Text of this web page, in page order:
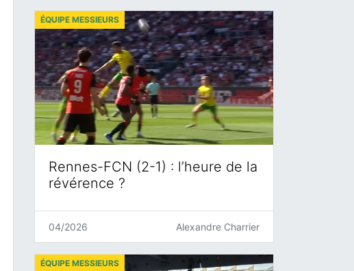
Rennes-FCN (2-1) : l’heure de la
révérence ?
ÉQUIPE MESSIEURS
04/2026 Alexandre Charrier
ÉQUIPE MESSIEURS